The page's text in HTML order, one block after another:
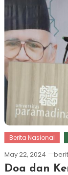
Berita Nasional
May 22, 2024
Doa dan